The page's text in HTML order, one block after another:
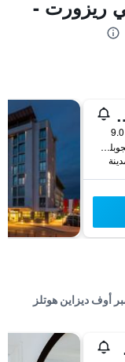
ريزورت -
Slovenska Cesta 59, لجوبلجانا, سلوفينيا
أوف ديزاين هوتلز